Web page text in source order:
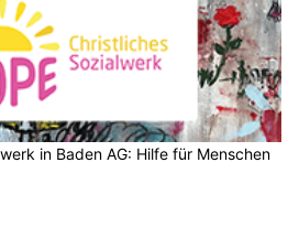
"Inflagranti" mit
(Video)
REDAKTION
Verhandlungsgruppe,
und vieles mehr erwartet die
am Tag der offenen Tür
2026 in Schafisheim.
lädt die Bevölkerung zu einem